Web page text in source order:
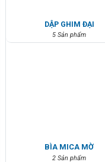
DẬP GHIM ĐẠI
5 Sản phẩm
BÌA MICA MỜ
2 Sản phẩm